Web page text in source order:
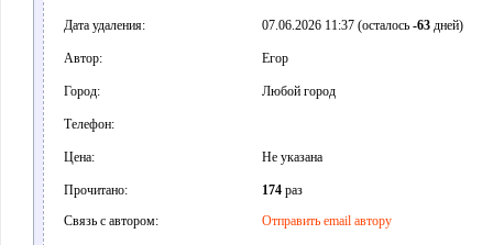
Дата удаления: 07.06.2026 11:37 (осталось -63дней)
Автор: Егор
Город: Любой город
Телефон:
Цена: Не указана
Прочитано: 174раз
Связь с автором:
Отправить email автору